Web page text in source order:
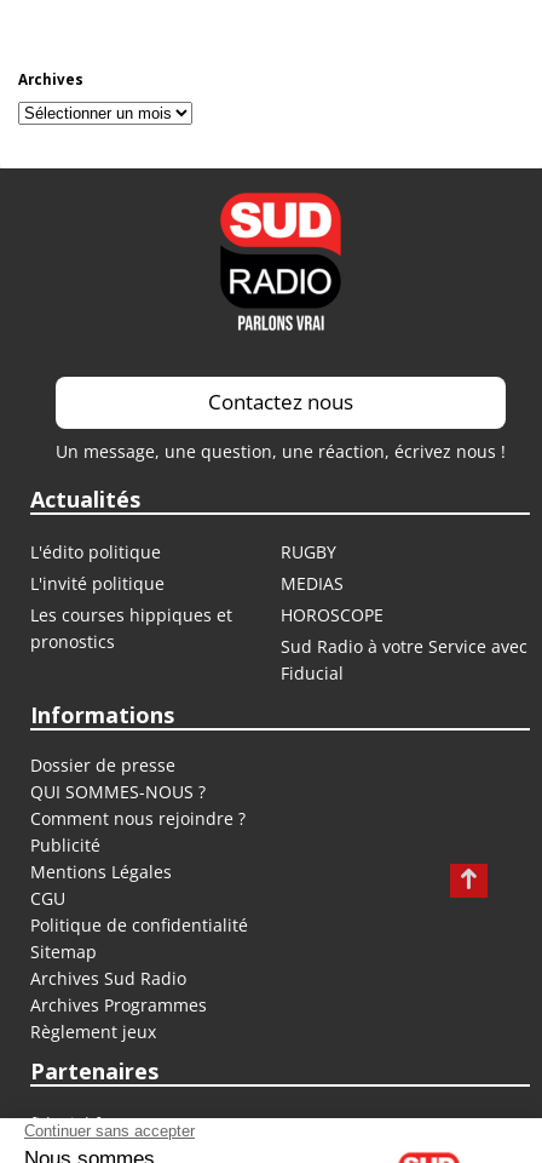
Archives
Archives
Contactez nous
Un message, une question, une réaction, écrivez nous !
Actualités
L'édito politique
RUGBY
L'invité politique
MEDIAS
Les courses hippiques et
pronostics
HOROSCOPE
Sud Radio à votre Service avec
Fiducial
Informations
Dossier de presse
QUI SOMMES-NOUS ?
Comment nous rejoindre ?
Publicité
Mentions Légales
CGU
Politique de confidentialité
Sitemap
Archives Sud Radio
Archives Programmes
Règlement jeux
Partenaires
fiducial.fr
lyoncapitale.fr